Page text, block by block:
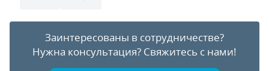
Заинтересованы в сотрудничестве?
Нужна консультация? Свяжитесь с нами!